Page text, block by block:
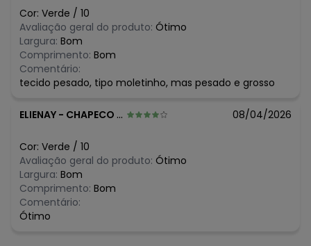
algum dia do mês, para o menor tamanho disponível.
agosto/2026
julho/2026
junho/2026
maio/2026
abril/2026 R$ 89,95
março/2026 R$ 89,95
R$ 89,95
Cor: Verde / 10
Avaliação geral do produto: Ótimo
Largura: Bom
Comprimento: Bom
Comentário:
tecido pesado, tipo moletinho, mas pesado e grosso
ELIENAY - CHAPECO - SC 08/04/2026
Cor: Verde / 10
Avaliação geral do produto: Ótimo
Largura: Bom
Comprimento: Bom
Comentário:
Ótimo